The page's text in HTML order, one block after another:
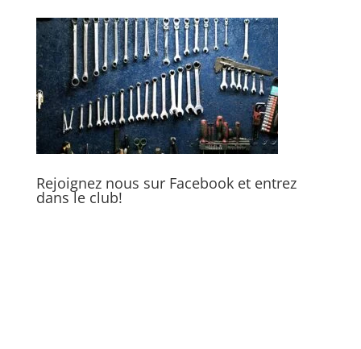
Rejoignez nous sur Facebook et entrez
dans le club!